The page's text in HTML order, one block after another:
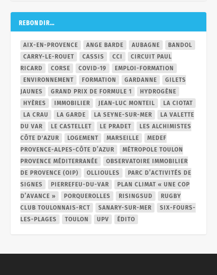
REBONDIR…
AIX-EN-PROVENCE ANGE BARDE AUBAGNE
BANDOL
CARRY-LE-ROUET
CASSIS CCI
CIRCUIT PAUL
RICARD
CORSE COVID-19
EMPLOI-FORMATION
ENVIRONNEMENT
FORMATION GARDANNE
GILETS
JAUNES
GRAND PRIX DE FORMULE 1
HYDROGÈNE
HYÈRES
IMMOBILIER JEAN-LUC MONTEIL
LA CIOTAT
LA CRAU
LA GARDE LA SEYNE-SUR-MER
LA VALETTE
DU VAR
LE CASTELLET LE PRADET
LES ALCHIMISTES
CÔTE D'AZUR
LOGEMENT MARSEILLE
MEDEF
PROVENCE-ALPES-CÔTE D’AZUR
MÉTROPOLE TOULON
PROVENCE MÉDITERRANÉE
OBSERVATOIRE IMMOBILIER
DE PROVENCE (OIP)
OLLIOULES
PARC D’ACTIVITÉS DE
SIGNES
PIERREFEU-DU-VAR
PLAN CLIMAT « UNE COP
D’AVANCE »
PORQUEROLLES RISINGSUD
RUGBY
CLUB TOULONNAIS-RCT
SANARY-SUR-MER
SIX-FOURS-
LES-PLAGES
TOULON UPV ÉDITO